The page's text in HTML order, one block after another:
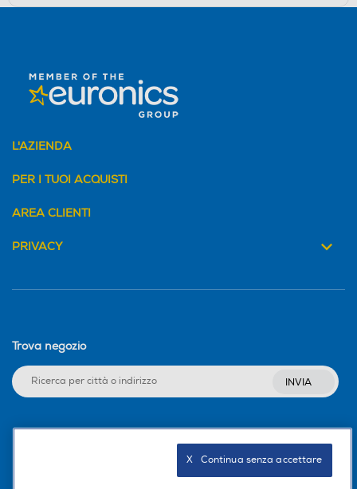
L'AZIENDA
PER I TUOI ACQUISTI
AREA CLIENTI
PRIVACY
Trova negozio
INVIA
X   Continua senza accettare